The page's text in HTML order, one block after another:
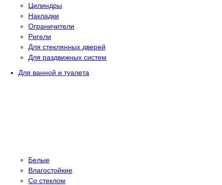
Цилиндры
Накладки
Ограничители
Ригели
Для стеклянных дверей
Для раздвижных систем
Для ванной и туалета
Белые
Влагостойкие
Со стеклом